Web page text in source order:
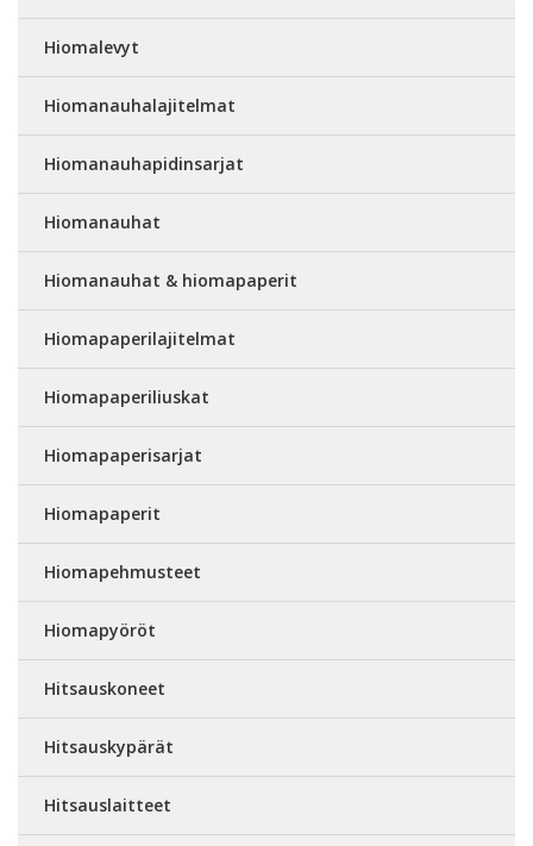
Hiomalevyt
Hiomanauhalajitelmat
Hiomanauhapidinsarjat
Hiomanauhat
Hiomanauhat & hiomapaperit
Hiomapaperilajitelmat
Hiomapaperiliuskat
Hiomapaperisarjat
Hiomapaperit
Hiomapehmusteet
Hiomapyöröt
Hitsauskoneet
Hitsauskypärät
Hitsauslaitteet